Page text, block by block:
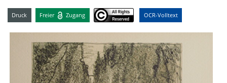
Druck Freier Zugang OCR-Volltext